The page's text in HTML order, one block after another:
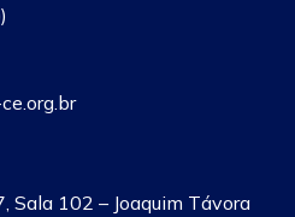
Sala 102 – Joaquim Távora